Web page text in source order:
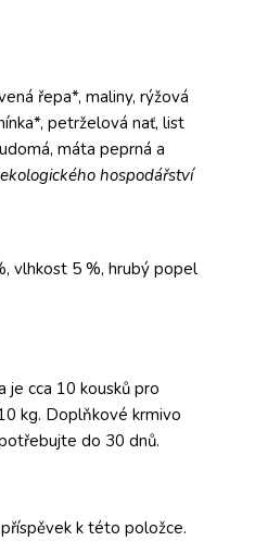
řepa*, maliny, rýžová
petrželová nať, list
máta peprná a
hospodářství
vlhkost 5 %, hrubý popel
je cca 10 kousků pro
kg. Doplňkové krmivo
do 30 dnů.
k této položce.